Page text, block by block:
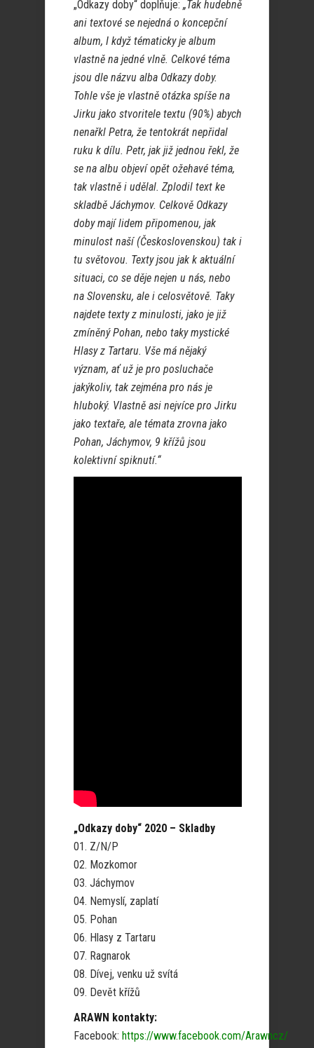
„Odkazy doby“ doplňuje: „Tak hudebně
ani textové se nejedná o koncepční
album, I když tématicky je album
vlastně na jedné vlně. Celkové téma
jsou dle názvu alba Odkazy doby.
Tohle vše je vlastně otázka spíše na
Jirku jako stvoritele textu (90%) abych
nenařkl Petra, že tentokrát nepřidal
ruku k dílu. Petr, jak již jednou řekl, že
se na albu objeví opět ožehavé téma,
tak vlastně i udělal. Zplodil text ke
skladbě Jáchymov. Celkově Odkazy
doby mají lidem připomenou, jak
minulost naší (Československou) tak i
tu světovou. Texty jsou jak k aktuální
situaci, co se děje nejen u nás, nebo
na Slovensku, ale i celosvětově. Taky
najdete texty z minulosti, jako je již
zmíněný Pohan, nebo taky mystické
Hlasy z Tartaru. Vše má nějaký
význam, ať už je pro posluchače
jakýkoliv, tak zejména pro nás je
hluboký. Vlastně asi nejvíce pro Jirku
jako textaře, ale témata zrovna jako
Pohan, Jáchymov, 9 křížů jsou
kolektivní spiknutí.“
„Odkazy doby“ 2020 – Skladby
01. Z/N/P
02. Mozkomor
03. Jáchymov
04. Nemyslí, zaplatí
05. Pohan
06. Hlasy z Tartaru
07. Ragnarok
08. Dívej, venku už svítá
09. Devět křížů
ARAWN kontakty:
Facebook: https://www.facebook.com/Arawncz/